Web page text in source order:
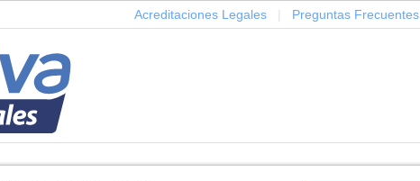
Acreditaciones Legales Preguntas Frecuentes